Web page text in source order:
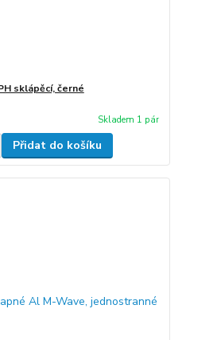
sklápěcí, černé
Skladem 1 pár
Přidat do košíku